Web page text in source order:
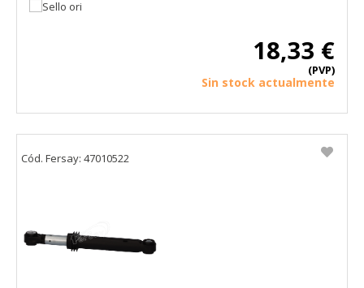
18,33 €
(PVP)
Sin stock actualmente
Cód. Fersay: 47010522